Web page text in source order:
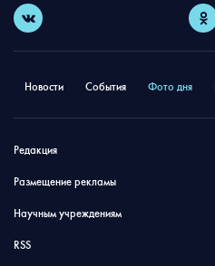
Новости События Фото дня
Редакция
Размещение рекламы
Научным учреждениям
RSS